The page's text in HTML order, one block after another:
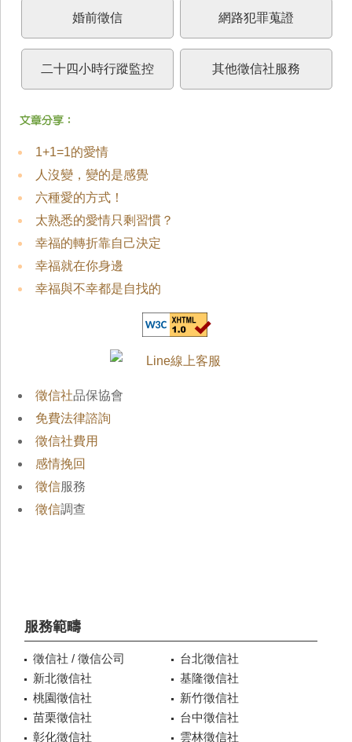
婚前徵信 網路犯罪蒐證
二十四小時行蹤監控 其他徵信社服務
1+1=1的愛情
人沒變，變的是感覺
六種愛的方式！
太熟悉的愛情只剩習慣？
幸福的轉折靠自己決定
幸福就在你身邊
幸福與不幸都是自找的
徵信社品保協會
免費法律諮詢
徵信社費用
感情挽回
徵信服務
徵信調查
服務範疇
徵信社 / 徵信公司
台北徵信社
新北徵信社
基隆徵信社
桃園徵信社
新竹徵信社
苗栗徵信社
台中徵信社
彰化徵信社
雲林徵信社